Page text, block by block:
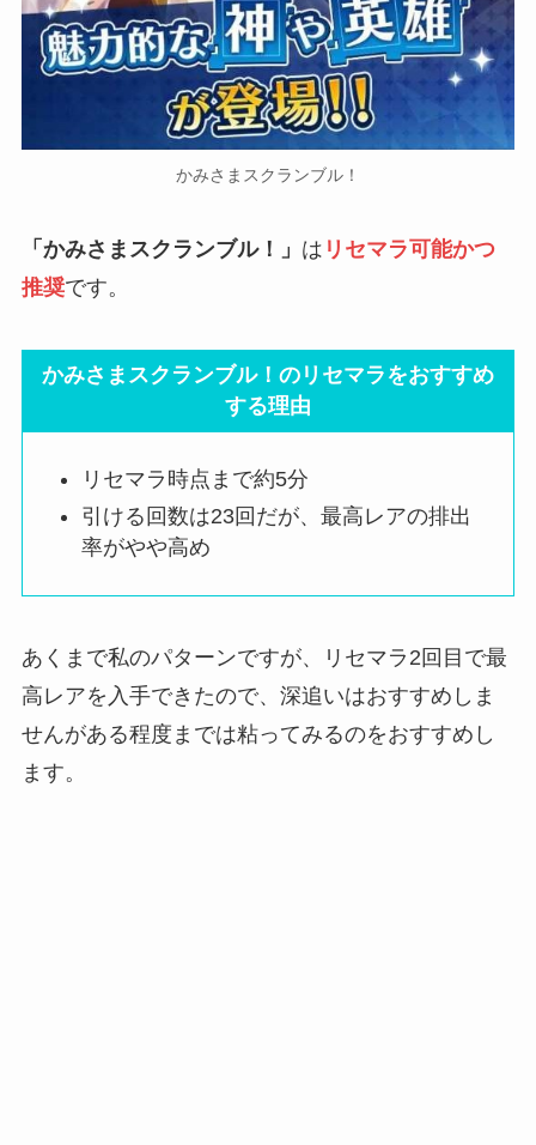
かみさまスクランブル！
「かみさまスクランブル！」 は リセマラ可能かつ
推奨です。
かみさまスクランブル！のリセマラをおすすめ
する理由
リセマラ時点まで約5分
引ける回数は23回だが、最高レアの排出
率がやや高め
あくまで私のパターンですが、リセマラ2回目で最
高レアを入手できたので、深追いはおすすめしま
せんがある程度までは粘ってみるのをおすすめし
ます。